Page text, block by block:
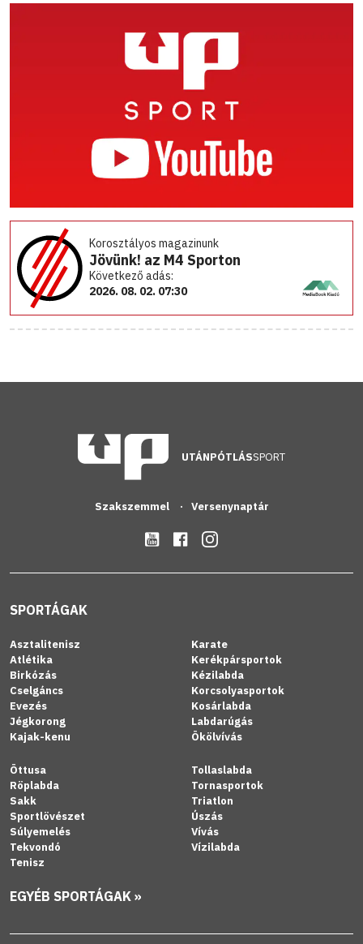
Korosztályos magazinunk
Jövünk! az M4 Sporton
Következő adás:
2026. 08. 02. 07:30
UTÁNPÓTLÁSSPORT
Szakszemmel Versenynaptár
SPORTÁGAK
Asztalitenisz
Atlétika
Birkózás
Cselgáncs
Evezés
Jégkorong
Kajak-kenu
Karate
Kerékpársportok
Kézilabda
Korcsolyasportok
Kosárlabda
Labdarúgás
Ökölvívás
Öttusa
Röplabda
Sakk
Sportlövészet
Súlyemelés
Tekvondó
Tenisz
Tollaslabda
Tornasportok
Triatlon
Úszás
Vívás
Vízilabda
EGYÉB SPORTÁGAK »